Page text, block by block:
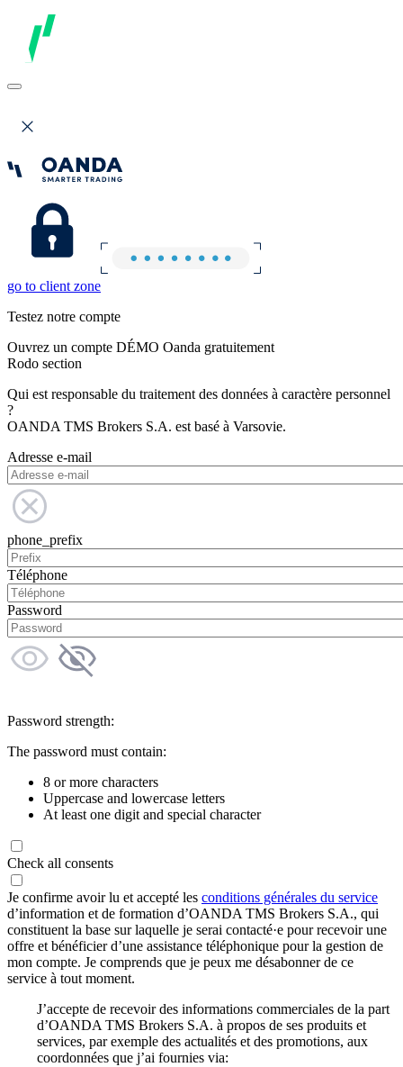
go to client zone
Testez notre compte
Ouvrez un compte DÉMO Oanda gratuitement
Rodo section
Qui est responsable du traitement des données à caractère personnel
?
OANDA TMS Brokers S.A. est basé à Varsovie.
Adresse e-mail
phone_prefix
Téléphone
Password
Password strength:
The password must contain:
8 or more characters
Uppercase and lowercase letters
At least one digit and special character
Check all consents
Je confirme avoir lu et accepté les conditions générales du service
d’information et de formation d’OANDA TMS Brokers S.A., qui
constituent la base sur laquelle je serai contacté·e pour recevoir une
offre et bénéficier d’une assistance téléphonique pour la gestion de
mon compte. Je comprends que je peux me désabonner de ce
service à tout moment.
J’accepte de recevoir des informations commerciales de la part
d’OANDA TMS Brokers S.A. à propos de ses produits et
services, par exemple des actualités et des promotions, aux
coordonnées que j’ai fournies via: